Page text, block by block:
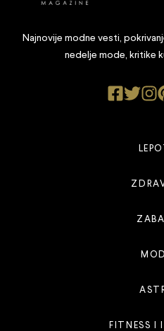
Najnovije modne vesti,
nedelje mode, kritike
FITNESS I